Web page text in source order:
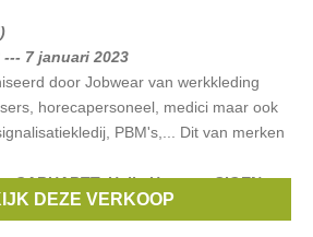
7 januari 2023
door Jobwear van werkkleding
horecapersoneel, medici maar ook
PBM's,... Dit van merken
,CARHARTT,Helly Hansen,SIOEN,
DEZE VERKOOP